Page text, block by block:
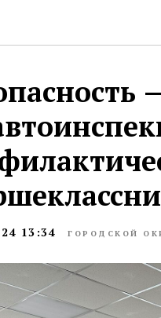
13:34 ГОРОДСКОЙ